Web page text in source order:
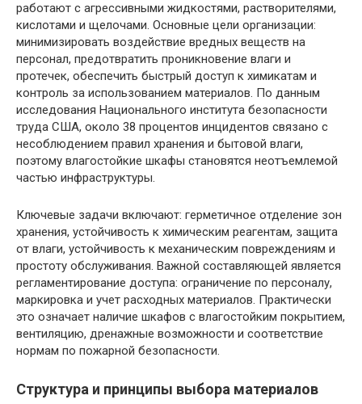
работают с агрессивными жидкостями, растворителями,
кислотами и щелочами. Основные цели организации:
минимизировать воздействие вредных веществ на
персонал, предотвратить проникновение влаги и
протечек, обеспечить быстрый доступ к химикатам и
контроль за использованием материалов. По данным
исследования Национального института безопасности
труда США, около 38 процентов инцидентов связано с
несоблюдением правил хранения и бытовой влаги,
поэтому влагостойкие шкафы становятся неотъемлемой
частью инфраструктуры.
Ключевые задачи включают: герметичное отделение зон
хранения, устойчивость к химическим реагентам, защита
от влаги, устойчивость к механическим повреждениям и
простоту обслуживания. Важной составляющей является
регламентирование доступа: ограничение по персоналу,
маркировка и учет расходных материалов. Практически
это означает наличие шкафов с влагостойким покрытием,
вентиляцию, дренажные возможности и соответствие
нормам по пожарной безопасности.
Структура и принципы выбора материалов